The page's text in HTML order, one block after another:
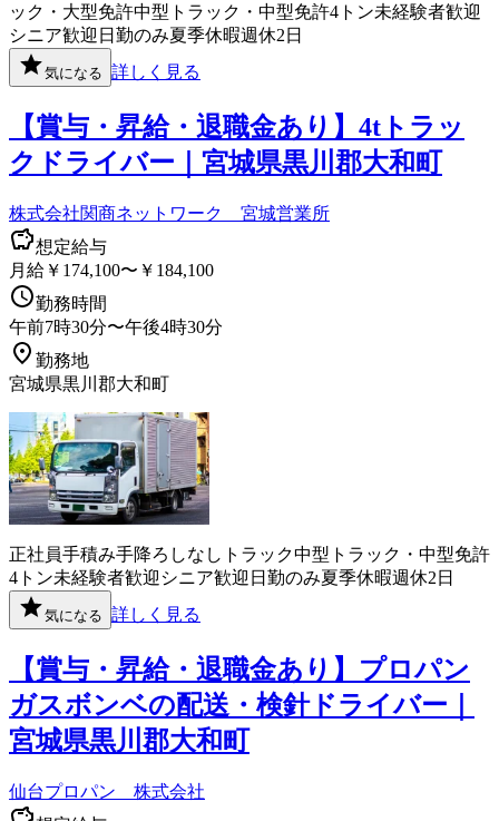
ック・大型免許中型トラック・中型免許4トン未経験者歓迎
シニア歓迎 日勤のみ夏季休暇週休2日
気になる 詳しく見る
【賞与・昇給・退職金あり】4tトラッ
クドライバー｜宮城県黒川郡大和町
株式会社関商ネットワーク 宮城営業所
想定給与
月給￥174,100〜￥184,100
勤務時間
午前7時30分〜午後4時30分
勤務地
宮城県黒川郡大和町
正社員手積み手降ろしなし トラック中型トラック・中型免許
4トン未経験者歓迎 シニア歓迎 日勤のみ夏季休暇週休2日
気になる 詳しく見る
【賞与・昇給・退職金あり】プロパン
ガスボンベの配送・検針ドライバー｜
宮城県黒川郡大和町
仙台プロパン 株式会社